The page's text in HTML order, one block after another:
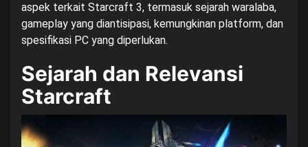
aspek terkait Starcraft 3, termasuk sejarah waralaba,
gameplay yang diantisipasi, kemungkinan platform, dan
spesifikasi PC yang diperlukan.
Sejarah dan Relevansi
Starcraft